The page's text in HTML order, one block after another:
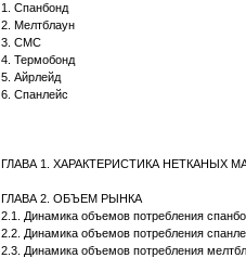
1. Спанбонд
2. Мелтблаун
3. СМС
4. Термобонд
5. Айрлейд
6. Спанлейс
ГЛАВА 1. ХАРАКТЕРИСТИКА НЕТКАНЫХ
ГЛАВА 2. ОБЪЕМ РЫНКА
2.1. Динамика объемов потребления
2.2. Динамика объемов потребления
2.3. Динамика объемов потребления